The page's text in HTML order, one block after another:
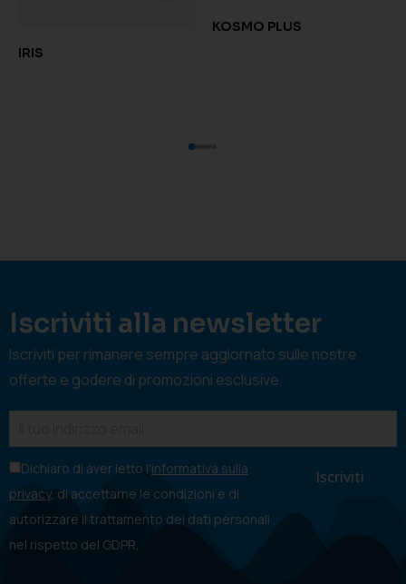
IRIS
KOSMO PLUS
Iscriviti alla newsletter
Iscriviti per rimanere sempre aggiornato sulle nostre
offerte e godere di promozioni esclusive
Dichiaro di aver letto l'informativa sulla
privacy, di accettarne le condizioni e di
autorizzare il trattamento dei dati personali
nel rispetto del GDPR.